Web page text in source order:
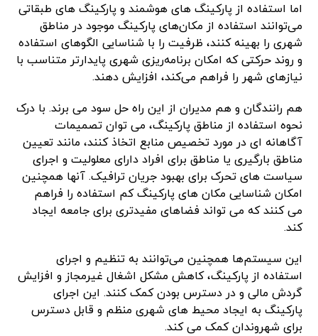
اما استفاده از پارکینگ های هوشمند و پارکینگ های طبقاتی
می‌توانند استفاده از مکان‌های پارکینگ موجود در مناطق
شهری را بهینه کنند، ظرفیت را با شناسایی الگوهای استفاده
و روند حرکتی که امکان برنامه‌ریزی شهری پایدارتر متناسب با
نیازهای شهر را فراهم می‌کند، افزایش دهند.
هم رانندگان و هم مدیران از این راه حل سود می برند. با درک
نحوه استفاده از مناطق پارکینگ، می توان تصمیمات
آگاهانه ای در مورد تخصیص منابع اتخاذ کنند، مانند تعیین
مناطق بارگیری یا مناطق برای افراد دارای معلولیت و اجرای
سیاست های تحرک برای بهبود جریان ترافیک. آنها همچنین
امکان شناسایی مکان های پارکینگ کم استفاده را فراهم
می کنند که می تواند فضاهای مفیدتری برای جامعه ایجاد
کند.
این سیستم‌ها همچنین می‌توانند به تنظیم و اجرای
استفاده از پارکینگ، کاهش مشکل اشغال غیرمجاز و افزایش
گردش مالی و در دسترس بودن کمک کنند. این اجرای
پارکینگ به ایجاد محیط های شهری منظم و قابل دسترس
برای شهروندان کمک می کند.